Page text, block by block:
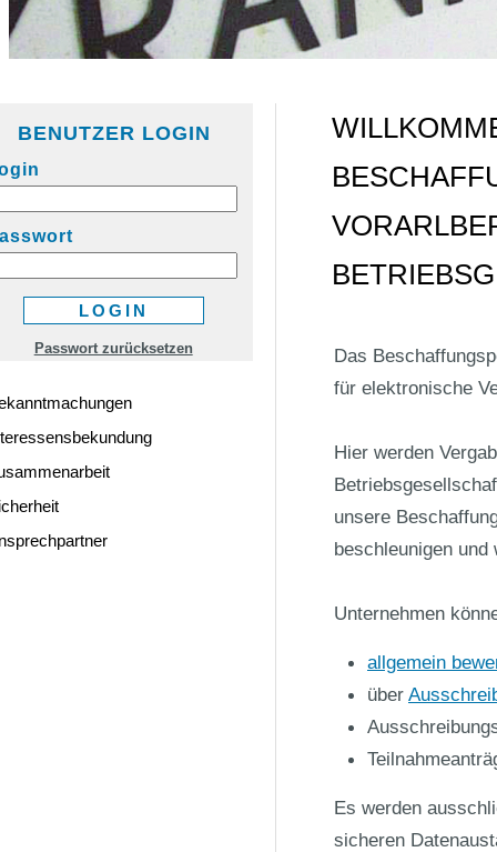
BENUTZER LOGIN
Passwort zurücksetzen
Das
für elektronische
Hier werden
unsere
beschleunigen
Unternehmen
allgemein
über
Es werden
sicheren